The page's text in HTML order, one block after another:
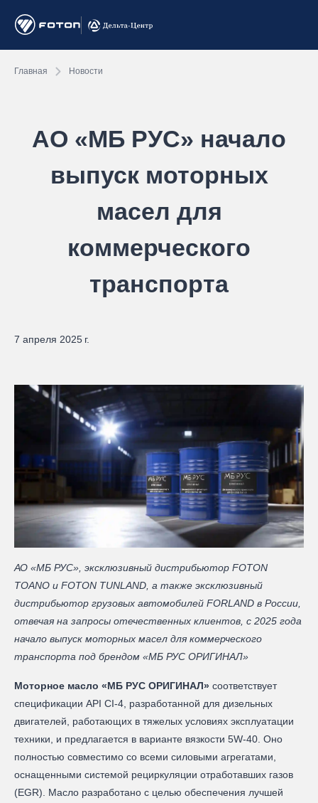
Главная Новости
АО «МБ РУС» начало
выпуск моторных
масел для
коммерческого
транспорта
7 апреля 2025 г.
АО «МБ РУС», эксклюзивный дистрибьютор FOTON
TOANO и FOTON TUNLAND, а также эксклюзивный
дистрибьютор грузовых автомобилей FORLAND в России,
отвечая на запросы отечественных клиентов, с 2025 года
начало выпуск моторных масел для коммерческого
транспорта под брендом «МБ РУС ОРИГИНАЛ»
Моторное масло «МБ РУС ОРИГИНАЛ» соответствует
спецификации API CI-4, разработанной для дизельных
двигателей, работающих в тяжелых условиях эксплуатации
техники, и предлагается в варианте вязкости 5W-40. Оно
полностью совместимо со всеми силовыми агрегатами,
оснащенными системой рециркуляции отработавших газов
(EGR). Масло разработано с целью обеспечения лучшей